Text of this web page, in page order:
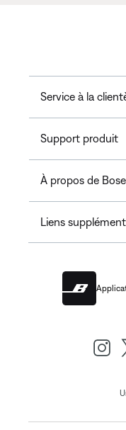
Service à la
Support produit
À propos de Bose
Liens